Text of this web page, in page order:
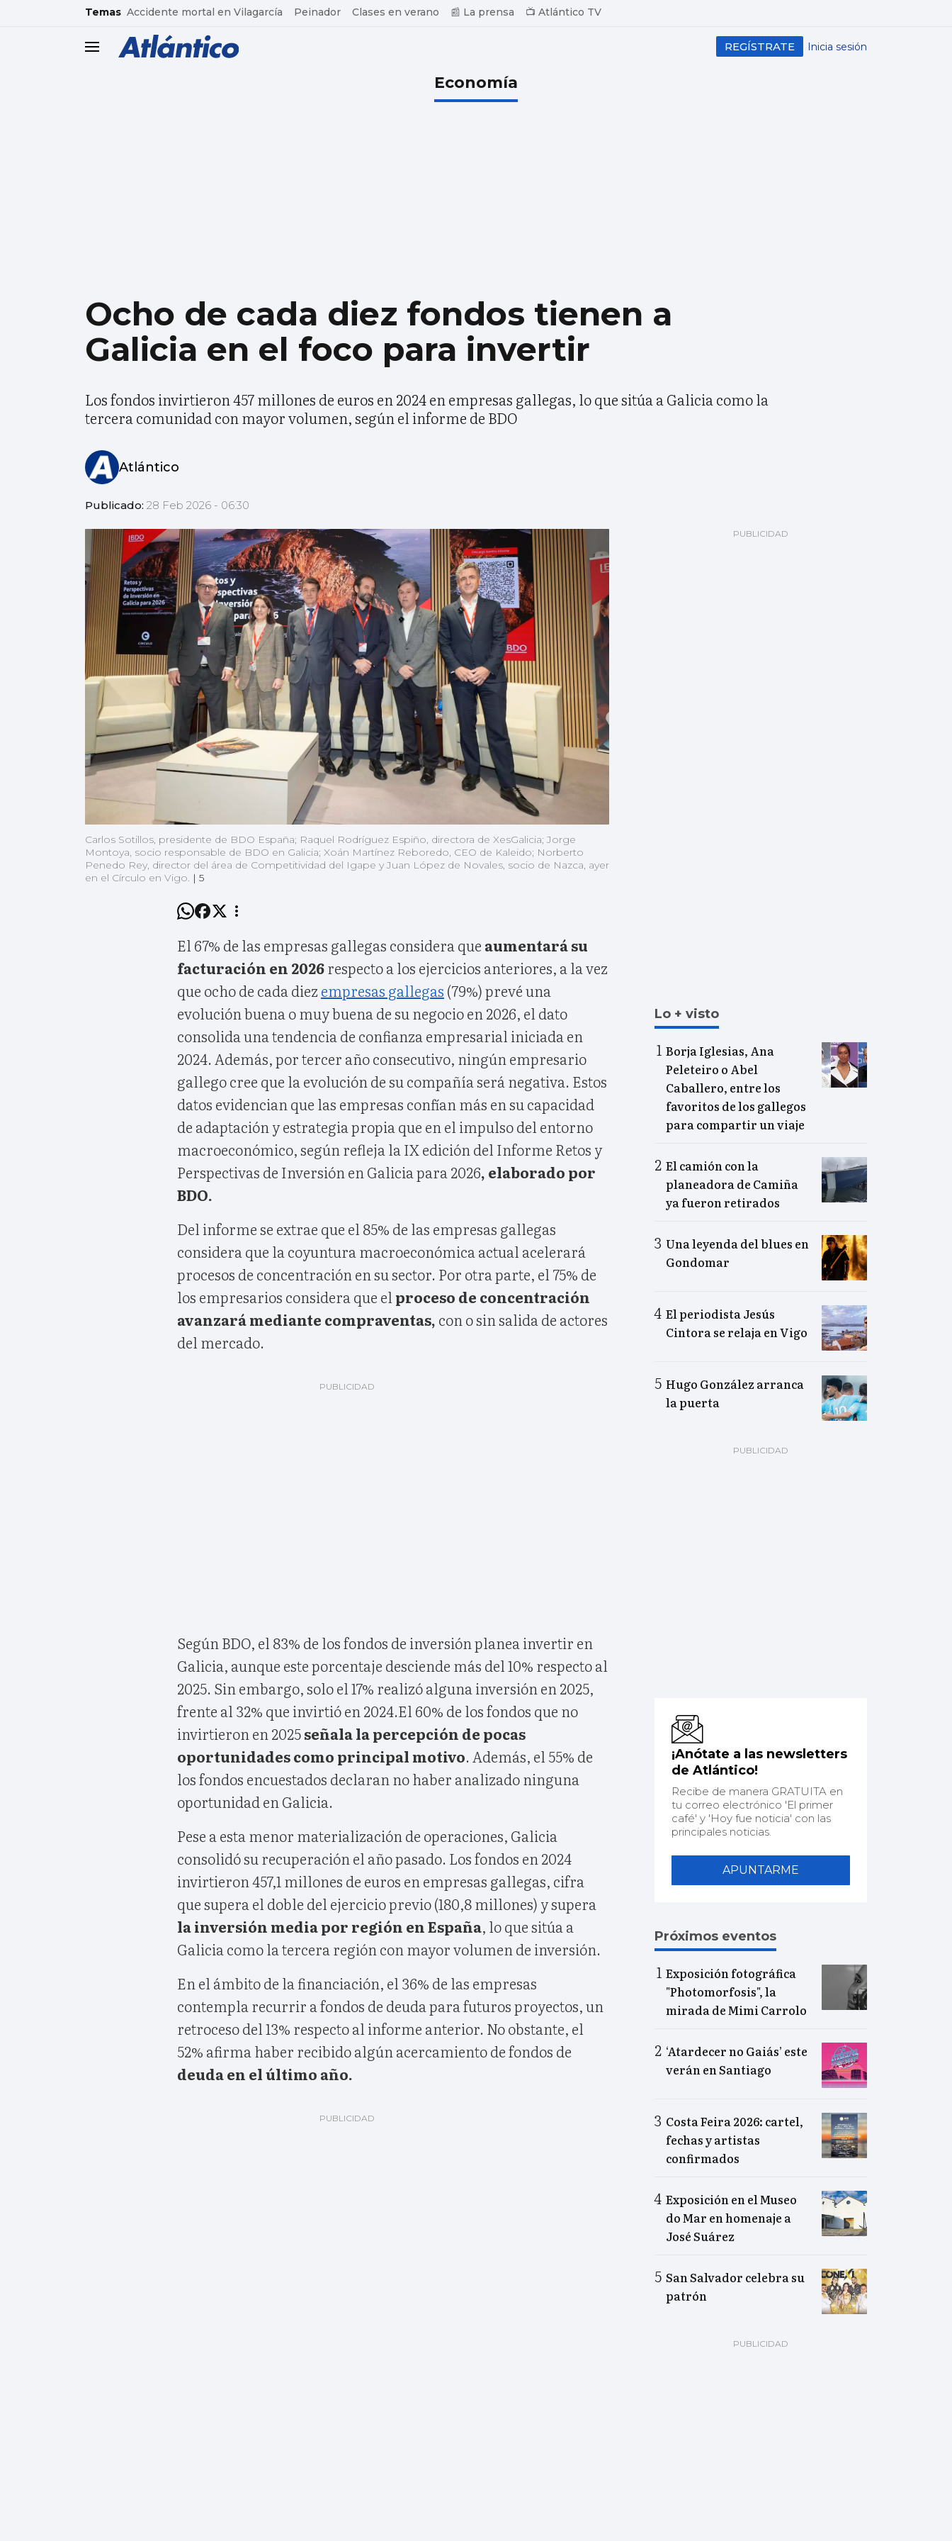
common.go-to-content
Temas Accidente mortal en Vilagarcía Peinador Clases en verano 📰 La prensa 📺 Atlántico TV
header.menu.open Inicia sesión
REGÍSTRATE
Economía
Ocho de cada diez fondos tienen a
Galicia en el foco para invertir
Los fondos invirtieron 457 millones de euros en 2024 en empresas gallegas, lo que sitúa a Galicia como la
tercera comunidad con mayor volumen, según el informe de BDO
Atlántico
Publicado: 28 Feb 2026 - 06:30
Carlos Sotillos, presidente de BDO España; Raquel Rodríguez Espiño, directora de XesGalicia; Jorge
Montoya, socio responsable de BDO en Galicia; Xoán Martínez Reboredo, CEO de Kaleido; Norberto
Penedo Rey, director del área de Competitividad del Igape y Juan López de Novales, socio de Nazca, ayer
en el Círculo en Vigo. | 5
El 67% de las empresas gallegas considera que aumentará su
facturación en 2026respecto a los ejercicios anteriores, a la vez
que ocho de cada diez empresas gallegas (79%) prevé una
evolución buena o muy buena de su negocio en 2026, el dato
consolida una tendencia de confianza empresarial iniciada en
2024. Además, por tercer año consecutivo, ningún empresario
gallego cree que la evolución de su compañía será negativa. Estos
datos evidencian que las empresas confían más en su capacidad
de adaptación y estrategia propia que en el impulso del entorno
macroeconómico, según refleja la IX edición del Informe Retos y
Perspectivas de Inversión en Galicia para 2026, elaborado por
BDO.
Del informe se extrae que el 85% de las empresas gallegas
considera que la coyuntura macroeconómica actual acelerará
procesos de concentración en su sector. Por otra parte, el 75% de
los empresarios considera que el proceso de concentración
avanzará mediante compraventas, con o sin salida de actores
del mercado.
Según BDO, el 83% de los fondos de inversión planea invertir en
Galicia, aunque este porcentaje desciende más del 10% respecto al
2025. Sin embargo, solo el 17% realizó alguna inversión en 2025,
frente al 32% que invirtió en 2024.El 60% de los fondos que no
invirtieron en 2025señala la percepción de pocas
oportunidades como principal motivo. Además, el 55% de
los fondos encuestados declaran no haber analizado ninguna
oportunidad en Galicia.
Pese a esta menor materialización de operaciones, Galicia
consolidó su recuperación el año pasado. Los fondos en 2024
invirtieron 457,1 millones de euros en empresas gallegas, cifra
que supera el doble del ejercicio previo (180,8 millones) y supera
la inversión media por región en España, lo que sitúa a
Galicia como la tercera región con mayor volumen de inversión.
En el ámbito de la financiación, el 36% de las empresas
contempla recurrir a fondos de deuda para futuros proyectos, un
retroceso del 13% respecto al informe anterior. No obstante, el
52% afirma haber recibido algún acercamiento de fondos de
deuda en el último año.
Lo + visto
Borja Iglesias, Ana
Peleteiro o Abel
Caballero, entre los
favoritos de los gallegos
para compartir un viaje
El camión con la
planeadora de Camiña
ya fueron retirados
Una leyenda del blues en
Gondomar
El periodista Jesús
Cintora se relaja en Vigo
Hugo González arranca
la puerta
¡Anótate a las newsletters
de Atlántico!
Recibe de manera GRATUITA en
tu correo electrónico 'El primer
café' y 'Hoy fue noticia' con las
principales noticias.
APUNTARME
Próximos eventos
Exposición fotográfica
"Photomorfosis", la
mirada de Mimi Carrolo
‘Atardecer no Gaiás’ este
verán en Santiago
Costa Feira 2026: cartel,
fechas y artistas
confirmados
Exposición en el Museo
do Mar en homenaje a
José Suárez
San Salvador celebra su
patrón